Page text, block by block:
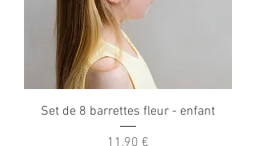
Set de 8 barrettes fleur - enfant
Prix
11,90 €